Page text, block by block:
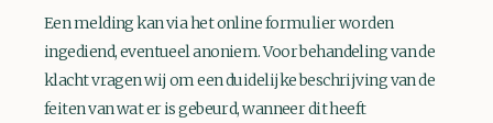
Een melding kan via het online formulier worden
ingediend, eventueel anoniem. Voor behandeling van de
klacht vragen wij om een duidelijke beschrijving van de
feiten van wat er is gebeurd, wanneer dit heeft